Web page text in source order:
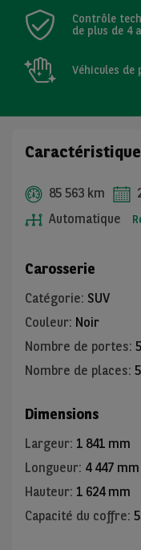
Contrôle
de plus de 4
Véhicules de
85 563 km
Automatique
Carosserie
Catégorie: SUV
Couleur: Noir
Nombre de portes: 5
Nombre de places: 5
Dimensions
Largeur: 1 841 mm
Longueur: 4 447 mm
Hauteur: 1 624 mm
Capacité du coffre: